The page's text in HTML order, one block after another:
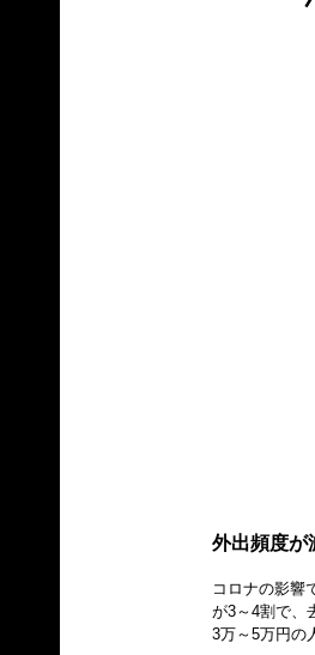
外出頻度が
コロナの影響
が3～4割で、
3万～5万円の